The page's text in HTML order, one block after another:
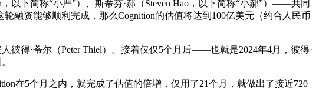
以下简称“小严”）、斯蒂芬·郝（Steven Hao，以下简称“小郝”）——共同
融资能够顺利完成，那么Cognition的估值将达到100亿美元（约合人民币
彼得·蒂尔（Peter Thiel）。接着仅仅5个月后——也就是2024年4月，彼得·
在5个月之内，就完成了估值的倍增，仅用了21个月，就做出了接近720